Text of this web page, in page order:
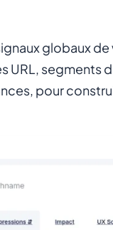
globaux
URL, segments
pour